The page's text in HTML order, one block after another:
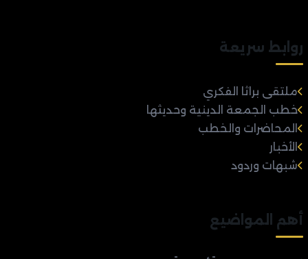
روابط سريعة
ملتقى براثا الفكري
خطب الجمعة الدينية وحديثها
المحاضرات والخطب
الأخبار
شبهات وردود
أهم المواضيع